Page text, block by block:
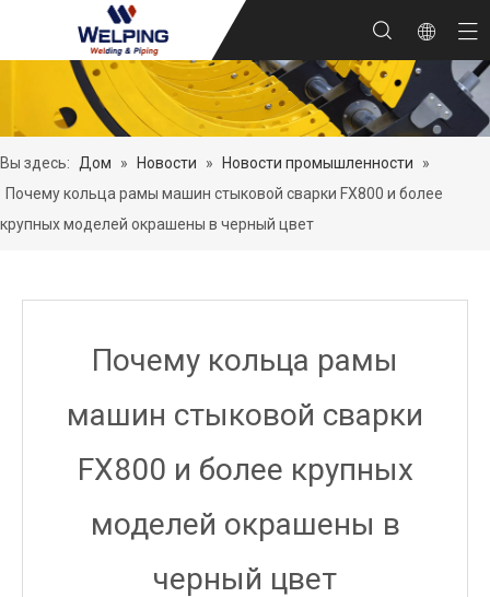
Вы здесь: Дом » Новости » Новости промышленности
»
Почему кольца рамы машин стыковой сварки FX800 и более
крупных моделей окрашены в черный цвет
Почему кольца рамы
машин стыковой сварки
FX800 и более крупных
моделей окрашены в
черный цвет